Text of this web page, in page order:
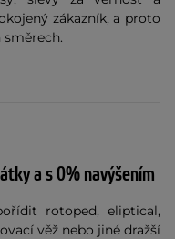
zákazník, a proto
a s 0% navýšením
rotoped, eliptical,
věž nebo jiné dražší